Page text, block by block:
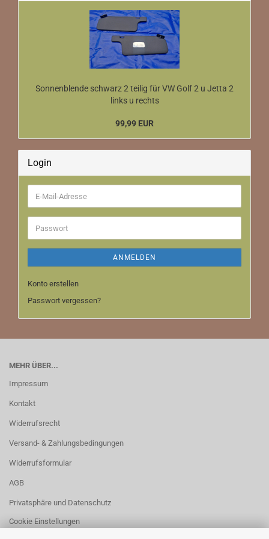
Sonnenblende schwarz 2 teilig für VW Golf 2 u Jetta 2
links u rechts
99,99 EUR
Login
E-
Mail-
Adresse
Passwort
ANMELDEN
Konto erstellen
Passwort vergessen?
MEHR ÜBER...
Impressum
Kontakt
Widerrufsrecht
Versand- & Zahlungsbedingungen
Widerrufsformular
AGB
Privatsphäre und Datenschutz
Cookie Einstellungen